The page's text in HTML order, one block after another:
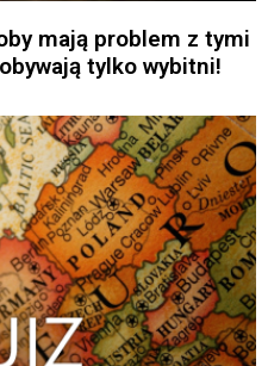
mają problem z tymi
tylko wybitni!